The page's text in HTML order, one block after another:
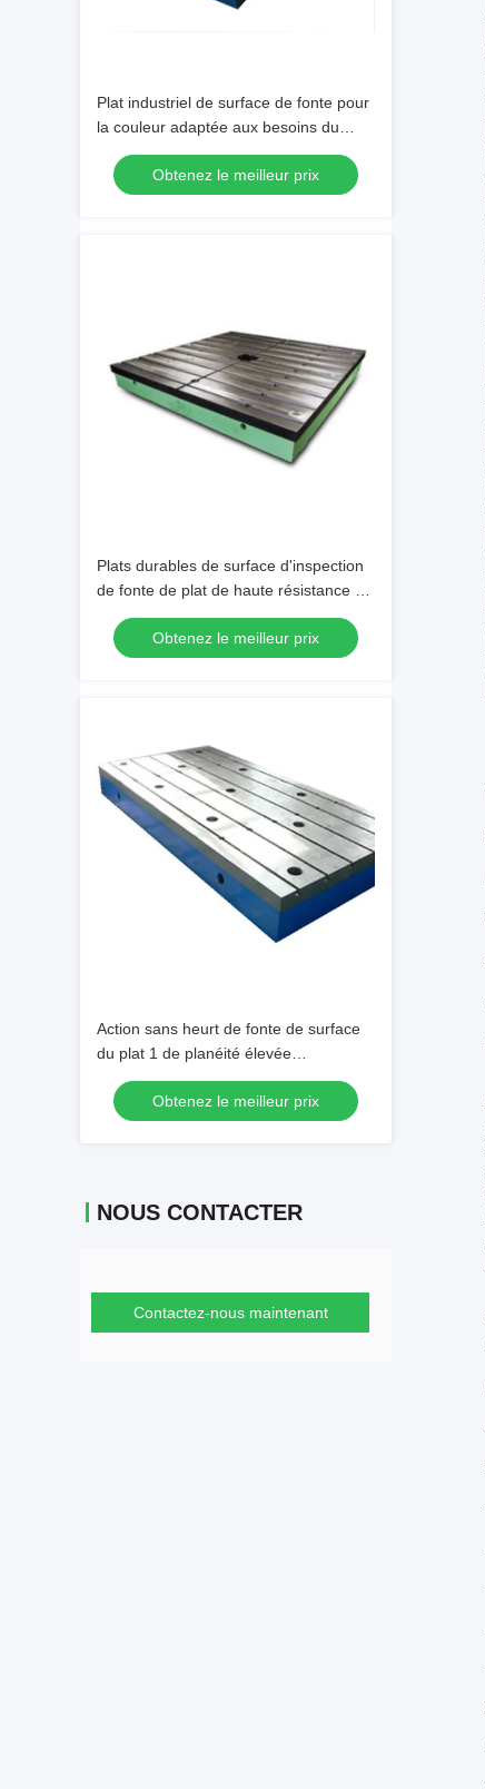
Plat industriel de surface de fonte pour
la couleur adaptée aux besoins du
client de forme de banc d'essai de
moteur
Obtenez le meilleur prix
Plats durables de surface d'inspection
de fonte de plat de haute résistance de
surface
Obtenez le meilleur prix
Action sans heurt de fonte de surface
du plat 1 de planéité élevée
professionnelle de catégorie
Obtenez le meilleur prix
NOUS CONTACTER
Contactez-nous maintenant